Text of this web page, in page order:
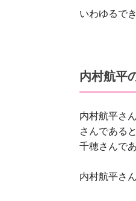
いわゆるで
内村航平
内村航平さ
さんである
千穂さんで
内村航平さ